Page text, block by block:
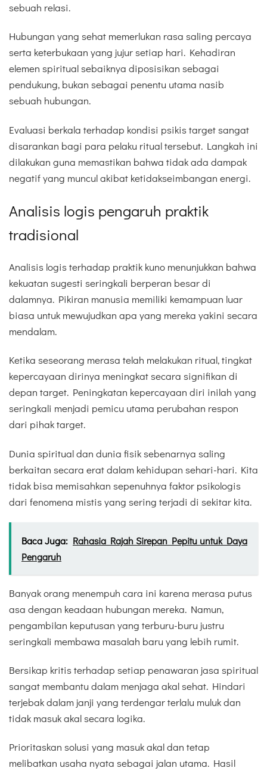
sebuah relasi.
Hubungan yang sehat memerlukan rasa saling percaya
serta keterbukaan yang jujur setiap hari. Kehadiran
elemen spiritual sebaiknya diposisikan sebagai
pendukung, bukan sebagai penentu utama nasib
sebuah hubungan.
Evaluasi berkala terhadap kondisi psikis target sangat
disarankan bagi para pelaku ritual tersebut. Langkah ini
dilakukan guna memastikan bahwa tidak ada dampak
negatif yang muncul akibat ketidakseimbangan energi.
Analisis logis pengaruh praktik
tradisional
Analisis logis terhadap praktik kuno menunjukkan bahwa
kekuatan sugesti seringkali berperan besar di
dalamnya. Pikiran manusia memiliki kemampuan luar
biasa untuk mewujudkan apa yang mereka yakini secara
mendalam.
Ketika seseorang merasa telah melakukan ritual, tingkat
kepercayaan dirinya meningkat secara signifikan di
depan target. Peningkatan kepercayaan diri inilah yang
seringkali menjadi pemicu utama perubahan respon
dari pihak target.
Dunia spiritual dan dunia fisik sebenarnya saling
berkaitan secara erat dalam kehidupan sehari-hari. Kita
tidak bisa memisahkan sepenuhnya faktor psikologis
dari fenomena mistis yang sering terjadi di sekitar kita.
Baca Juga: Rahasia Rajah Sirepan Pepitu untuk Daya
Pengaruh
Banyak orang menempuh cara ini karena merasa putus
asa dengan keadaan hubungan mereka. Namun,
pengambilan keputusan yang terburu-buru justru
seringkali membawa masalah baru yang lebih rumit.
Bersikap kritis terhadap setiap penawaran jasa spiritual
sangat membantu dalam menjaga akal sehat. Hindari
terjebak dalam janji yang terdengar terlalu muluk dan
tidak masuk akal secara logika.
Prioritaskan solusi yang masuk akal dan tetap
melibatkan usaha nyata sebagai jalan utama. Hasil